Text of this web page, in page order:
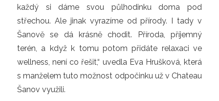
každý si dáme svou půlhodinku doma pod
střechou. Ale jinak vyrazíme od přírody. I tady v
Šanově se dá krásně chodit. Příroda, příjemný
terén, a když k tomu potom přidáte relaxaci ve
wellness, není co řešit,“ uvedla Eva Hrušková, která
s manželem tuto možnost odpočinku už v Chateau
Šanov využili.